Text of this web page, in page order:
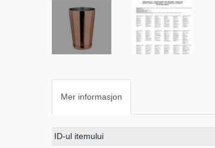
Mer informasjon
ID-ul itemului